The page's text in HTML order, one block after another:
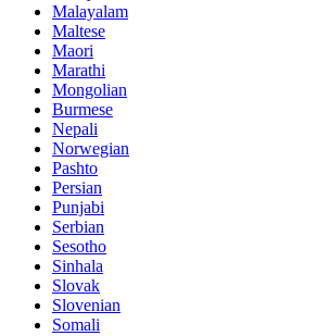
Malayalam
Maltese
Maori
Marathi
Mongolian
Burmese
Nepali
Norwegian
Pashto
Persian
Punjabi
Serbian
Sesotho
Sinhala
Slovak
Slovenian
Somali